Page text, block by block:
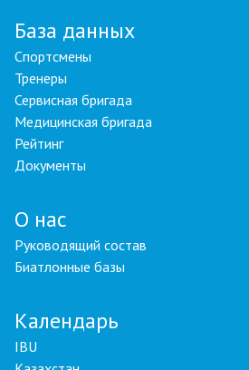
База данных
Спортсмены
Тренеры
Сервисная бригада
Медицинская бригада
Рейтинг
Документы
О нас
Руководящий состав
Биатлонные базы
Календарь
IBU